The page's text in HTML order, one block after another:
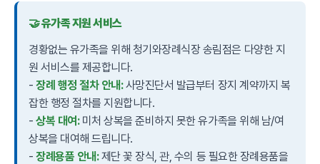
🤝 유가족 지원 서비스
경황없는 유가족을 위해 청기와장례식장 송림점은 다양한 지
원 서비스를 제공합니다.
-장례 행정 절차 안내:사망진단서 발급부터 장지 계약까지 복
잡한 행정 절차를 지원합니다.
-상복 대여:미처 상복을 준비하지 못한 유가족을 위해 남/여
상복을 대여해 드립니다.
-장례용품 안내:제단 꽃 장식, 관, 수의 등 필요한 장례용품을